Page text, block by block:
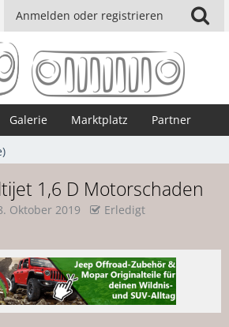
Anmelden oder registrieren
Galerie Marktplatz Partner
1,6 D Motorschaden
Oktober 2019 Erledigt